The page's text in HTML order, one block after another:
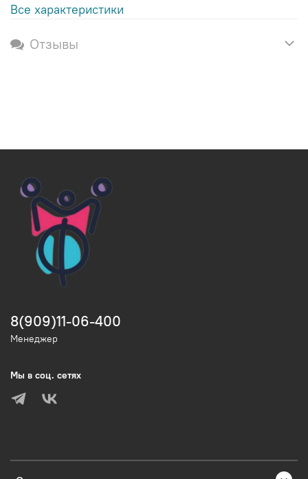
Все характеристики
Отзывы
8(909)11-06-400
Менеджер
Мы в соц. сетях